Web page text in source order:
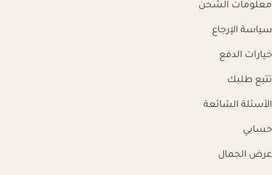
معلومات الشحن
سياسة الإرجاع
خيارات الدفع
تتبع طلبك
الأسئلة الشائعة
حسابي
عرض الجمال